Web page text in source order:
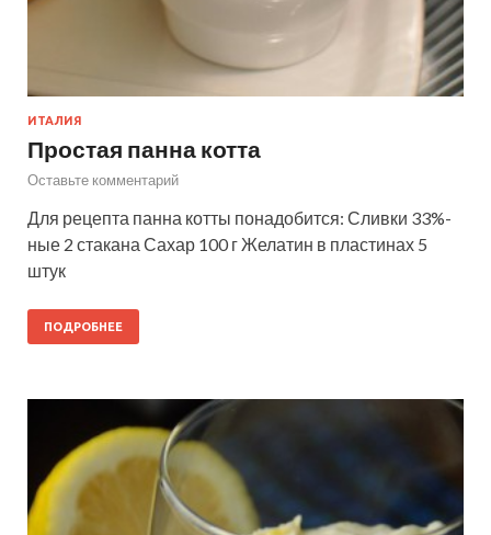
ИТАЛИЯ
Простая панна котта
Оставьте комментарий
Для рецепта панна котты понадобится: Сливки 33%-
ные 2 стакана Сахар 100 г Желатин в пластинах 5
штук
ПОДРОБНЕЕ